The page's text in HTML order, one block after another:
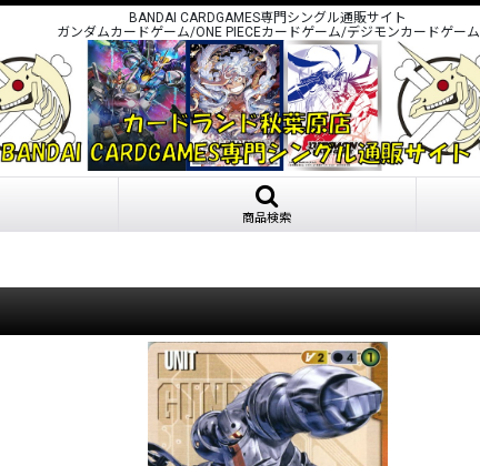
BANDAI CARDGAMES専門シングル通販サイト
ガンダムカードゲーム/ONE PIECEカードゲーム/デジモンカードゲーム
商品検索